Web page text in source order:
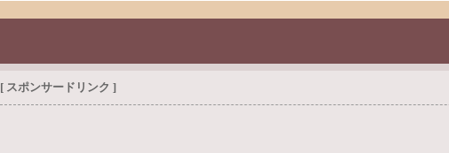
[ スポンサードリンク ]